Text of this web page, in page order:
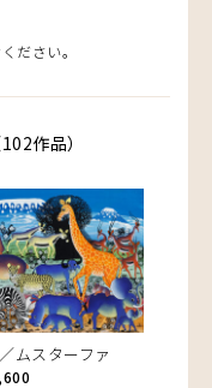
ださい。
作品）
ムスターファ